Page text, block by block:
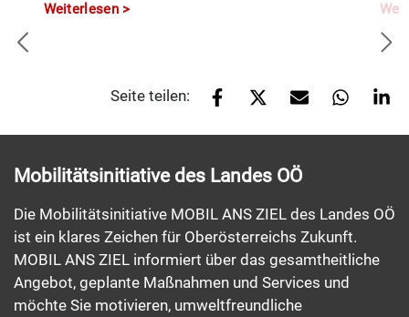
Weiterlesen
Seite teilen:
Mobilitätsinitiative des Landes OÖ
Die Mobilitätsinitiative MOBIL ANS ZIEL des Landes OÖ
ist ein klares Zeichen für Oberösterreichs Zukunft.
MOBIL ANS ZIEL informiert über das gesamtheitliche
Angebot, geplante Maßnahmen und Services und
möchte Sie motivieren, umweltfreundliche